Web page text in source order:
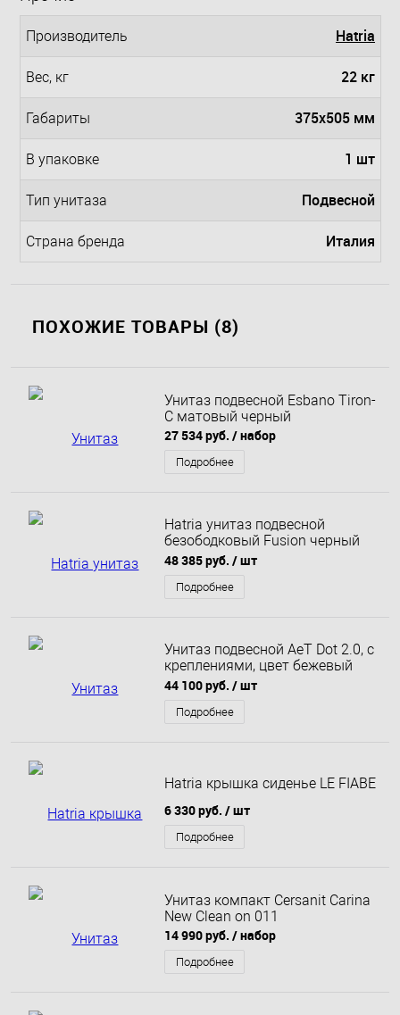
Производитель Hatria
Вес, кг 22 кг
Габариты 375х505 мм
В упаковке 1 шт
Тип унитаза Подвесной
Страна бренда Италия
ПОХОЖИЕ ТОВАРЫ (8)
Унитаз подвесной Esbano Tiron-
C матовый черный
27 534 руб. / набор
Подробнее
Hatria унитаз подвесной
безободковый Fusion черный
матовый A0Y1CC02
48 385 руб. / шт
Подробнее
Унитаз подвесной AeT Dot 2.0, с
креплениями, цвет бежевый
матовый
44 100 руб. / шт
Подробнее
Hatria крышка сиденье LE FIABE
6 330 руб. / шт
Подробнее
Унитаз компакт Cersanit Carina
New Clean on 011
14 990 руб. / набор
Подробнее